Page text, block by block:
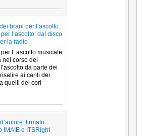
brani per l’ascolto.
l’ascolto: dal disco
la radio
l’ ascolto musicale
nel corso del
da parte dei
ai canti dei
quelli dei cori
firmato
IMAIE e ITSRight